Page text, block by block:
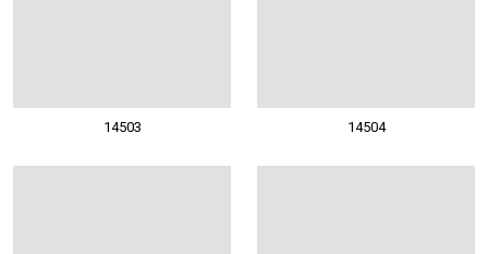
14503 14504